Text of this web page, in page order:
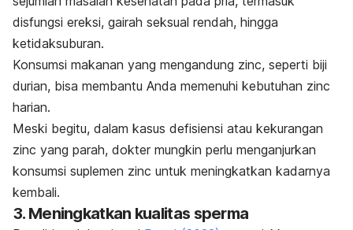
disfungsi ereksi, gairah seksual rendah, hingga
ketidaksuburan.
Konsumsi makanan yang mengandung zinc, seperti biji
durian, bisa membantu Anda memenuhi kebutuhan zinc
harian.
Meski begitu, dalam kasus defisiensi atau kekurangan
zinc yang parah, dokter mungkin perlu menganjurkan
konsumsi suplemen zinc untuk meningkatkan kadarnya
kembali.
3. Meningkatkan kualitas sperma